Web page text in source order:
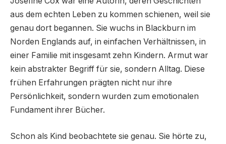
aus dem echten Leben zu kommen schienen, weil sie
genau dort begannen. Sie wuchs in Blackburn im
Norden Englands auf, in einfachen Verhältnissen, in
einer Familie mit insgesamt zehn Kindern. Armut war
kein abstrakter Begriff für sie, sondern Alltag. Diese
frühen Erfahrungen prägten nicht nur ihre
Persönlichkeit, sondern wurden zum emotionalen
Fundament ihrer Bücher.
Schon als Kind beobachtete sie genau. Sie hörte zu,